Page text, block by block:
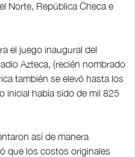
Norte, República Checa e
el juego inaugural del
Azteca, (recién nombrado
también se elevó hasta los
inicial había sido de mil 825
así de manera
que los costos originales